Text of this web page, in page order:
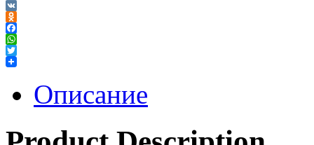
VK
Odnoklassniki
Facebook
WhatsApp
Twitter
Описание